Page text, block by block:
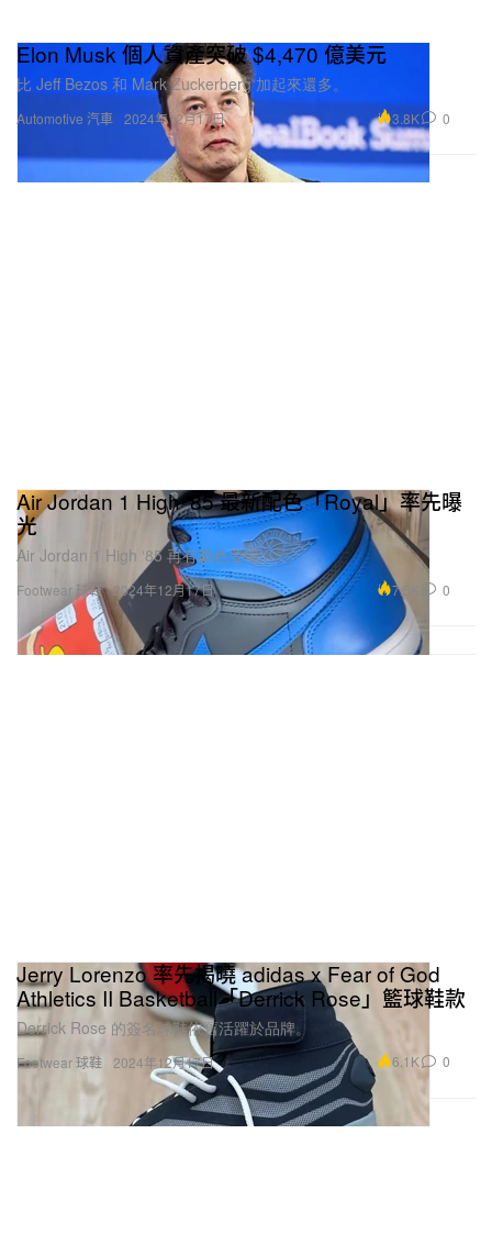
Automotive 汽車
Elon Musk 個人資產突破 $4,470 億美元
比 Jeff Bezos 和 Mark Zuckerberg 加起來還多。
2024年12月17日 3.8K 0
Footwear 球鞋
Air Jordan 1 High ‘85 最新配色「Royal」率先曝
光
Air Jordan 1 High ‘85 再有新色登場。
2024年12月17日 7.5K 0
Footwear 球鞋
Jerry Lorenzo 率先揭曉 adidas x Fear of God
Athletics II Basketball「Derrick Rose」籃球鞋款
Derrick Rose 的簽名球鞋依舊活躍於品牌。
2024年12月17日 6.1K 0